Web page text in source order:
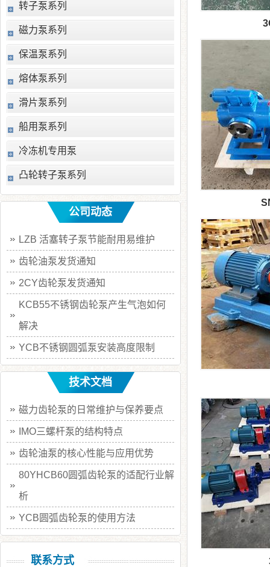
转子泵系列
磁力泵系列
保温泵系列
熔体泵系列
滑片泵系列
船用泵系列
冷冻机专用泵
凸轮转子泵系列
公司动态
LZB 活塞转子泵节能耐用易维护
齿轮油泵发货通知
2CY齿轮泵发货通知
KCB55不锈钢齿轮泵产生气泡如何
解决
YCB不锈钢圆弧泵安装高度限制
技术文档
磁力齿轮泵的日常维护与保养要点
IMO三螺杆泵的结构特点
齿轮油泵的核心性能与应用优势
80YHCB60圆弧齿轮泵的适配行业解
析
YCB圆弧齿轮泵的使用方法
联系方式